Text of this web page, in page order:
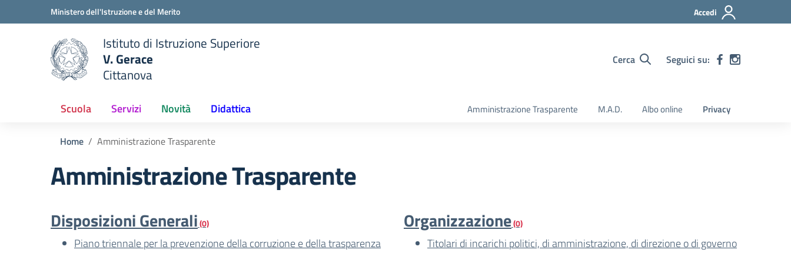
Vai ai contenuti
Vai al menu di navigazioneMinistero dell'Istruzione e del Merito Accedi
scuola
Istituto di Istruzione Superiore
V. Gerace
Cittanova
Cerca Seguici su:
Scuola Servizi Novità Didattica Amministrazione Trasparente M.A.D. Albo online Privacy
Home Amministrazione Trasparente
Amministrazione Trasparente
Disposizioni Generali(0)
Piano triennale per la prevenzione della corruzione e della trasparenza
Organizzazione(0)
Titolari di incarichi politici, di amministrazione, di direzione o di governo